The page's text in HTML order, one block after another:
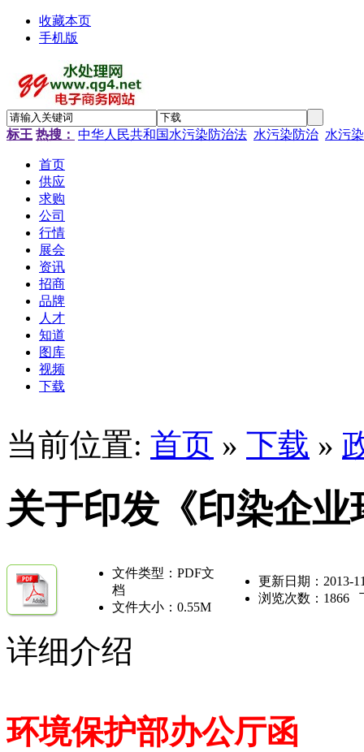
收藏本页
手机版
标王 热搜： 中华人民共和国水污染防治法 水污染防治 水污染
首页
供应
求购
公司
行情
展会
资讯
招商
品牌
人才
知道
图库
视频
下载
当前位置: 首页 » 下载 »
关于印发《印染企
文件类型：PDF文
档
文件大小：0.55M
更新日期：2013-
浏览次数： 1866
详细介绍
环境保护部办公厅函